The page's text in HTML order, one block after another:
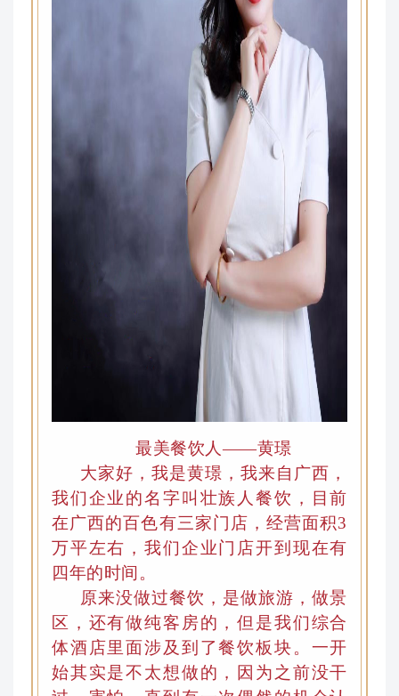
最美餐饮人——黄璟
大家好，我是黄璟，我来自广西 ，
我们企业的名字叫壮族人餐饮 ，
目前
在广西的百色有三家门店，经营面积3
万平左右，我们企业门店开到现在有
四年的时间。
原来没做过餐饮 ，是做旅游，做景
区，还有做纯客房的 ，但是我们综合
体酒店里面涉及到了餐饮板块。一开
始其实是不太想做的，因为之前没干